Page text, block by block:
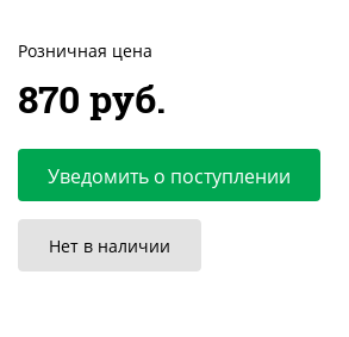
Розничная цена
870 руб.
Уведомить о поступлении
Нет в наличии